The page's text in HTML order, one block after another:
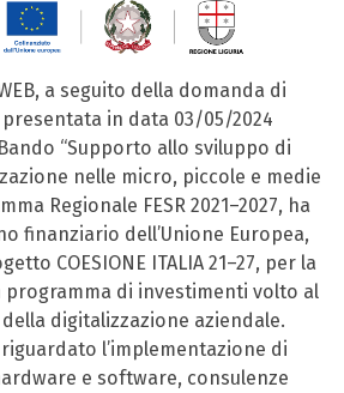
WEB, a seguito della domanda di
in data 03/05/2024
“Supporto allo sviluppo di
nelle micro, piccole e medie
Regionale FESR 2021–2027, ha
finanziario dell’Unione Europea,
COESIONE ITALIA 21–27, per la
programma di investimenti volto al
digitalizzazione aziendale.
riguardato l’implementazione di
e software, consulenze